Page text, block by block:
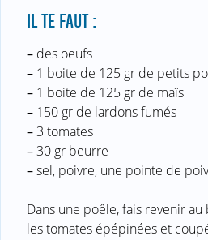
IL TE FAUT :
– des oeufs
– 1 boite de 125 gr de petits
– 1 boite de 125 gr de maïs
– 150 gr de lardons fumés
–3 tomates
–30 gr beurre
–sel, poivre, une pointe de
Dans une poêle, fais revenir
les tomates épépinées et